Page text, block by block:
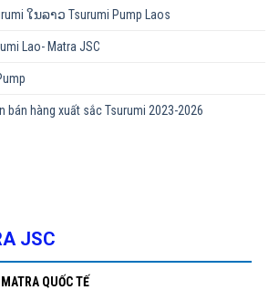
ໃນລາວ Tsurumi Pump Laos
Lao- Matra JSC
bán hàng xuất sắc Tsurumi 2023-2026
JSC
QUỐC TẾ